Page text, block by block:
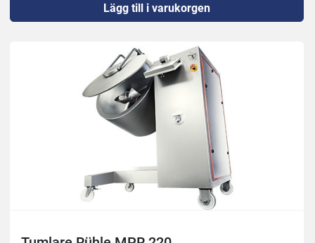
Köldmedel: R452A
Underede; 4st hjul
Lägg till i varukorgen